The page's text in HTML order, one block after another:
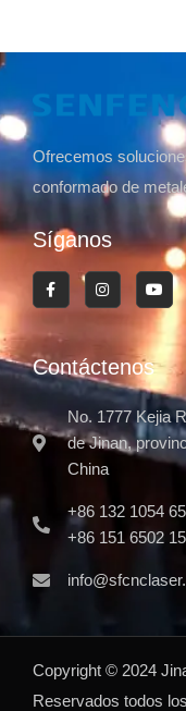
Ofrecemos
conformado de
Síganos
Contáctenos
No. 1777 Kejia
de Jinan,
China
+86 132 1054
+86 151 6502
Copyright © 2024
Reservados todos